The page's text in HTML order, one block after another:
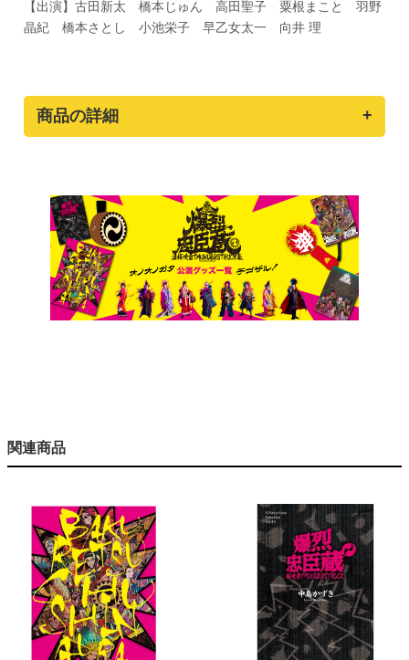
【出演】古田新太 橋本じゅん 高田聖子 粟根まこと 羽野
晶紀 橋本さとし 小池栄子 早乙女太一 向井 理
商品の詳細
関連商品